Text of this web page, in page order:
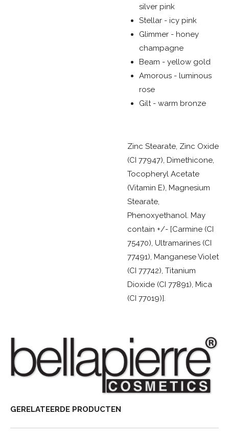
silver pink
Stellar - icy pink
Glimmer - honey
champagne
Beam - yellow gold
Amorous - luminous
rose
Gilt - warm bronze
Zinc Stearate, Zinc Oxide
(CI 77947), Dimethicone,
Tocopheryl Acetate
(Vitamin E), Magnesium
Stearate,
Phenoxyethanol. May
contain +/- [Carmine (CI
75470), Ultramarines (CI
77491), Manganese Violet
(CI 77742), Titanium
Dioxide (CI 77891), Mica
(CI 77019)].
GERELATEERDE PRODUCTEN